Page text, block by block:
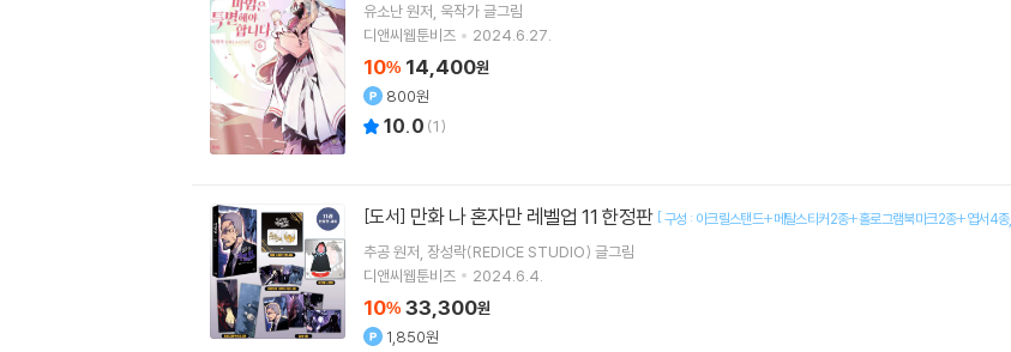
유소난원저 욱작가글그림
디앤씨웹툰비즈
2024.6.27.
10% 14,400원
800원
10.0 (1)
[도서] 만화 나 혼자만 레벨업 11 한정판 [구성 : 아크릴스탠드+메탈스티커2종+홀로그램북마크2종+엽서4종
추공원저 장성락(REDICE STUDIO) 글그림
디앤씨웹툰비즈
2024.6.4.
10% 33,300원
1,850원